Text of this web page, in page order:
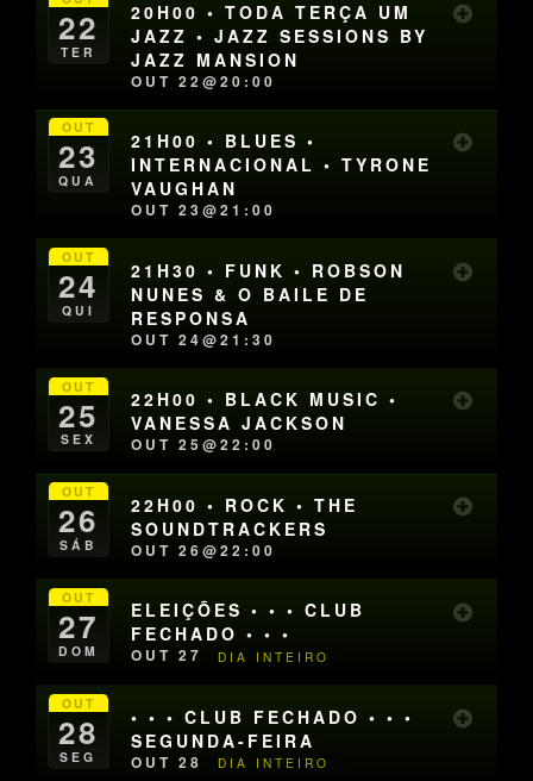
22
TER
20H00 • TODA TERÇA UM
JAZZ • JAZZ SESSIONS BY
JAZZ MANSION
OUT 22@20:00
OUT
23
QUA
21H00 • BLUES •
INTERNACIONAL • TYRONE
VAUGHAN
OUT 23@21:00
OUT
24
QUI
21H30 • FUNK • ROBSON
NUNES & O BAILE DE
RESPONSA
OUT 24@21:30
OUT
25
SEX
22H00 • BLACK MUSIC •
VANESSA JACKSON
OUT 25@22:00
OUT
26
SÁB
22H00 • ROCK • THE
SOUNDTRACKERS
OUT 26@22:00
OUT
27
DOM
ELEIÇÕES • • • CLUB
FECHADO • • •
OUT 27 DIA INTEIRO
OUT
28
SEG
• • • CLUB FECHADO • • •
SEGUNDA-FEIRA
OUT 28 DIA INTEIRO